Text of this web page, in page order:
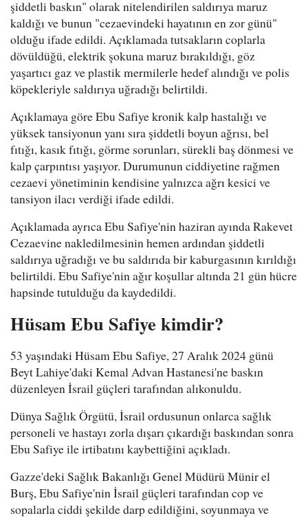
şiddetli baskın" olarak nitelendirilen saldırıya maruz
kaldığı ve bunun "cezaevindeki hayatının en zor günü"
olduğu ifade edildi. Açıklamada tutsakların coplarla
dövüldüğü, elektrik şokuna maruz bırakıldığı, göz
yaşartıcı gaz ve plastik mermilerle hedef alındığı ve polis
köpekleriyle saldırıya uğradığı belirtildi.
Açıklamaya göre Ebu Safiye kronik kalp hastalığı ve
yüksek tansiyonun yanı sıra şiddetli boyun ağrısı, bel
fıtığı, kasık fıtığı, görme sorunları, sürekli baş dönmesi ve
kalp çarpıntısı yaşıyor. Durumunun ciddiyetine rağmen
cezaevi yönetiminin kendisine yalnızca ağrı kesici ve
tansiyon ilacı verdiği ifade edildi.
Açıklamada ayrıca Ebu Safiye'nin haziran ayında Rakevet
Cezaevine nakledilmesinin hemen ardından şiddetli
saldırıya uğradığı ve bu saldırıda bir kaburgasının kırıldığı
belirtildi. Ebu Safiye'nin ağır koşullar altında 21 gün hücre
hapsinde tutulduğu da kaydedildi.
Hüsam Ebu Safiye kimdir?
53 yaşındaki Hüsam Ebu Safiye, 27 Aralık 2024 günü
Beyt Lahiye'daki Kemal Advan Hastanesi'ne baskın
düzenleyen İsrail güçleri tarafından alıkonuldu.
Dünya Sağlık Örgütü, İsrail ordusunun onlarca sağlık
personeli ve hastayı zorla dışarı çıkardığı baskından sonra
Ebu Safiye ile irtibatını kaybettiğini açıkladı.
Gazze'deki Sağlık Bakanlığı Genel Müdürü Münir el
Burş, Ebu Safiye'nin İsrail güçleri tarafından cop ve
sopalarla ciddi şekilde darp edildiğini, soyunmaya ve